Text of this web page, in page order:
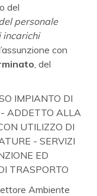
del
personale
incarichi
con
, del
IMPIANTO DI
- ADDETTO ALLA
UTILIZZO DI
- SERVIZI
ED
TRASPORTO
Ambiente